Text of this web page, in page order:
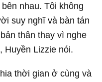
nhau. Tôi không
suy nghĩ và bàn tán
thân thay vì nghe
Huyền Lizzie nói.
thời gian ở cùng và